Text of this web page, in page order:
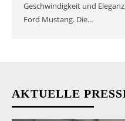
Geschwindigkeit und
Ford Mustang. Die...
AKTUELLE